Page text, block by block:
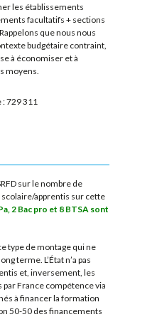
les établissements
facultatifs + sections
que nous nous
budgétaire contraint,
à économiser et à
moyens.
729 311
sur le nombre de
scolaire/apprentis sur cette
2 Bac pro et 8 BTSA sont
type de montage qui ne
terme. L’État n’a pas
et, inversement, les
France compétence via
à financer la formation
50-50 des financements